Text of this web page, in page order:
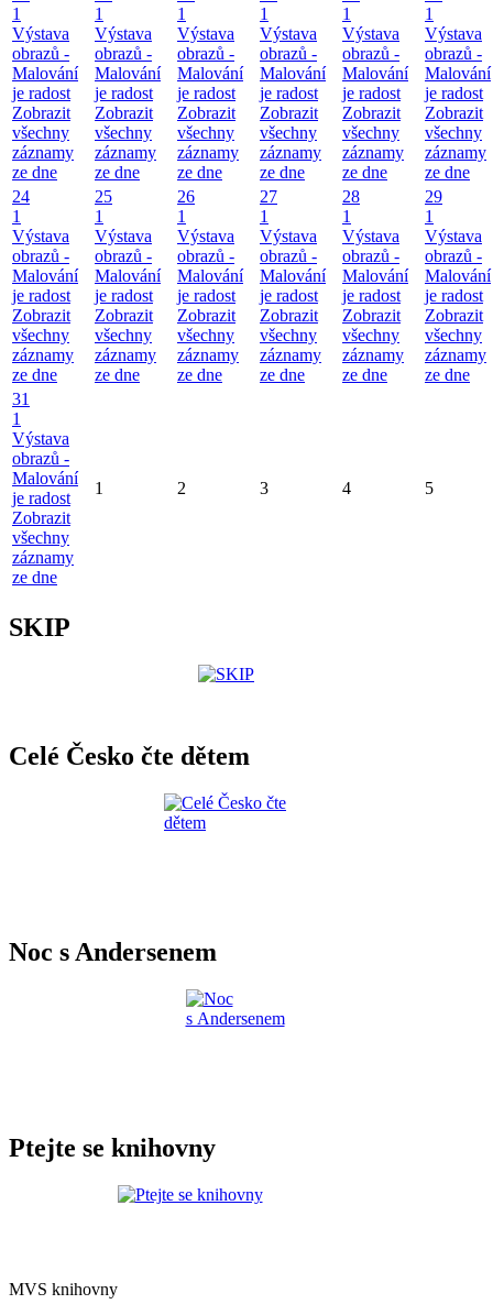
1
Výstava
obrazů -
Malování
je radost
Zobrazit
všechny
záznamy
ze dne
1
Výstava
obrazů -
Malování
je radost
Zobrazit
všechny
záznamy
ze dne
1
Výstava
obrazů -
Malování
je radost
Zobrazit
všechny
záznamy
ze dne
1
Výstava
obrazů -
Malování
je radost
Zobrazit
všechny
záznamy
ze dne
1
Výstava
obrazů -
Malování
je radost
Zobrazit
všechny
záznamy
ze dne
1
Výstava
obrazů -
Malování
je radost
Zobrazit
všechny
záznamy
ze dne
24
1
Výstava
obrazů -
Malování
je radost
Zobrazit
všechny
záznamy
ze dne
25
1
Výstava
obrazů -
Malování
je radost
Zobrazit
všechny
záznamy
ze dne
26
1
Výstava
obrazů -
Malování
je radost
Zobrazit
všechny
záznamy
ze dne
27
1
Výstava
obrazů -
Malování
je radost
Zobrazit
všechny
záznamy
ze dne
28
1
Výstava
obrazů -
Malování
je radost
Zobrazit
všechny
záznamy
ze dne
29
1
Výstava
obrazů -
Malování
je radost
Zobrazit
všechny
záznamy
ze dne
31
1
Výstava
obrazů -
Malování
je radost
Zobrazit
všechny
záznamy
ze dne
1 2 3 4 5
SKIP
Celé Česko čte dětem
Noc s Andersenem
Ptejte se knihovny
MVS knihovny